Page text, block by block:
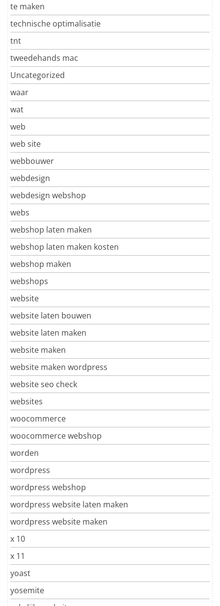
te maken
technische optimalisatie
tnt
tweedehands mac
Uncategorized
waar
wat
web
web site
webbouwer
webdesign
webdesign webshop
webs
webshop laten maken
webshop laten maken kosten
webshop maken
webshops
website
website laten bouwen
website laten maken
website maken
website maken wordpress
website seo check
websites
woocommerce
woocommerce webshop
worden
wordpress
wordpress webshop
wordpress website laten maken
wordpress website maken
x 10
x 11
yoast
yosemite